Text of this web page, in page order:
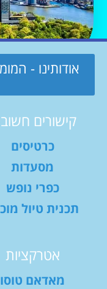
אודותינו -
קישורים
כרטיסים
מסעדות
כפרי נופש
תכנית טיול
אטרקציות
מאדאם טוסו